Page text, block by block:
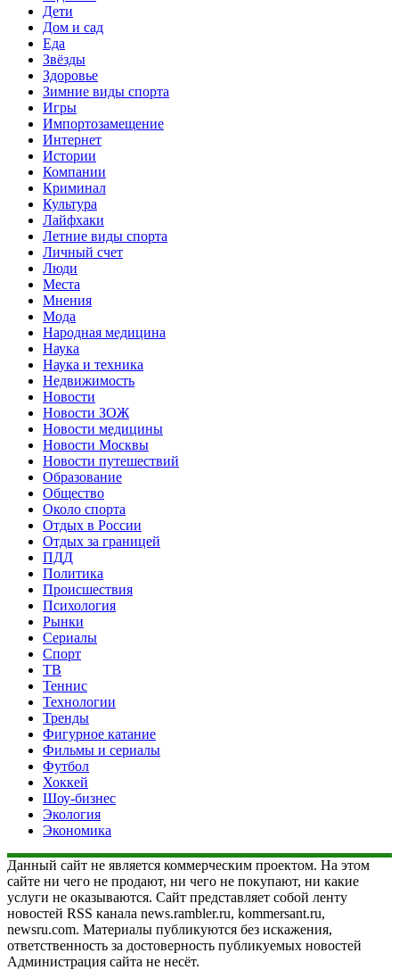
Дети
Дом и сад
Еда
Звёзды
Здоровье
Зимние виды спорта
Игры
Импортозамещение
Интернет
Истории
Компании
Криминал
Культура
Лайфхаки
Летние виды спорта
Личный счет
Люди
Места
Мнения
Мода
Народная медицина
Наука
Наука и техника
Недвижимость
Новости
Новости ЗОЖ
Новости медицины
Новости Москвы
Новости путешествий
Образование
Общество
Около спорта
Отдых в России
Отдых за границей
ПДД
Политика
Происшествия
Психология
Рынки
Сериалы
Спорт
ТВ
Теннис
Технологии
Тренды
Фигурное катание
Фильмы и сериалы
Футбол
Хоккей
Шоу-бизнес
Экология
Экономика
Данный сайт не является коммерческим проектом. На этом
сайте ни чего не продают, ни чего не покупают, ни какие
услуги не оказываются. Сайт представляет собой ленту
новостей RSS канала news.rambler.ru, kommersant.ru,
newsru.com. Материалы публикуются без искажения,
ответственность за достоверность публикуемых новостей
Администрация сайта не несёт.